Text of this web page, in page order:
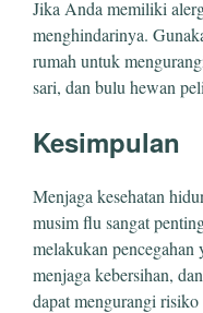
Jika Anda memiliki
menghindarinya.
rumah untuk
sari, dan bulu hewan
Kesimpulan
Menjaga kesehatan
musim flu sangat
melakukan pencegahan
menjaga kebersihan,
dapat mengurangi